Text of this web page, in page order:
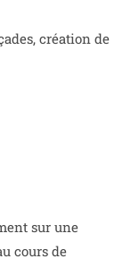
création de
sur une
cours de